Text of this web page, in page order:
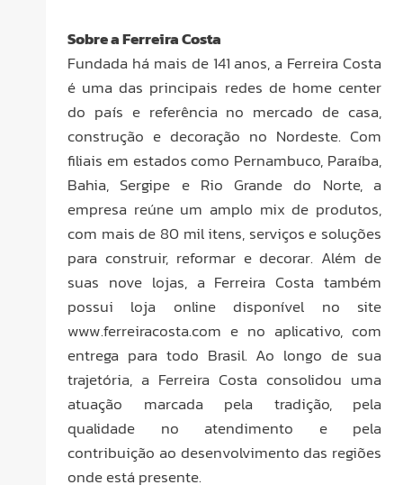
Sobre a Ferreira Costa
Fundada há mais de 141 anos, a Ferreira Costa
é uma das principais redes de home center
do país e referência no mercado de casa,
construção e decoração no Nordeste. Com
filiais em estados como Pernambuco, Paraíba,
Bahia, Sergipe e Rio Grande do Norte, a
empresa reúne um amplo mix de produtos,
com mais de 80 mil itens, serviços e soluções
para construir, reformar e decorar. Além de
suas nove lojas, a Ferreira Costa também
possui loja online disponível no site
www.ferreiracosta.com e no aplicativo, com
entrega para todo Brasil. Ao longo de sua
trajetória, a Ferreira Costa consolidou uma
atuação marcada pela tradição, pela
qualidade no atendimento e pela
contribuição ao desenvolvimento das regiões
onde está presente.